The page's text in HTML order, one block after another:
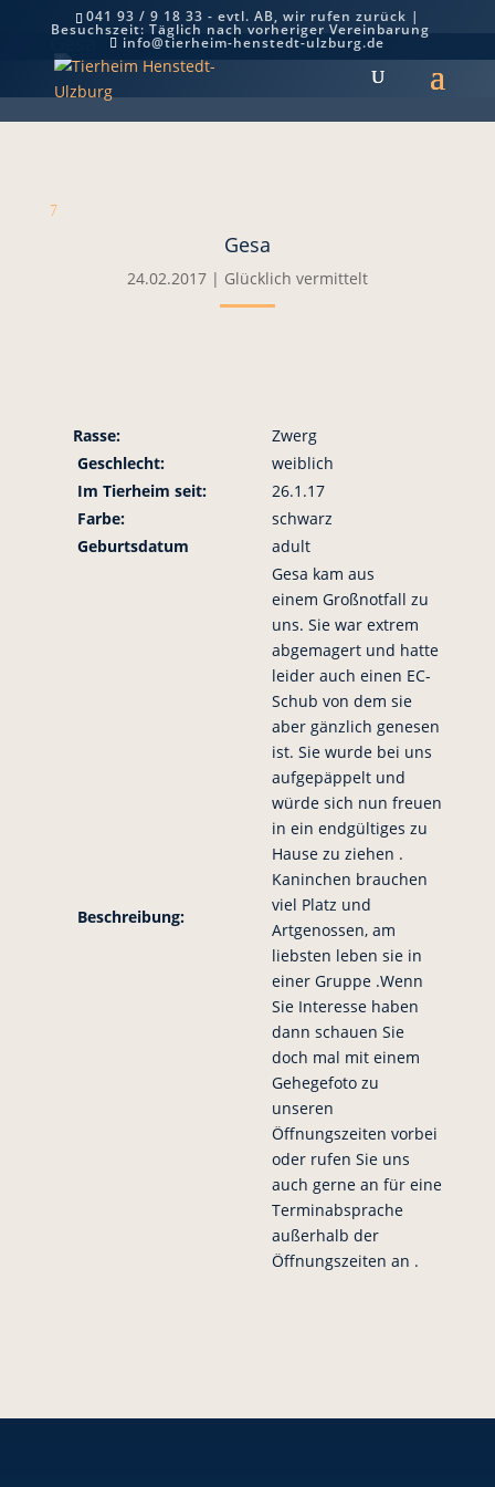
041 93 / 9 18 33 - evtl. AB, wir rufen zurück |
Besuchszeit: Täglich nach vorheriger Vereinbarung
info@tierheim-henstedt-ulzburg.de
Gesa
7
Gesa
24.02.2017| Glücklich vermittelt
Rasse:
Zwerg
Geschlecht:
weiblich
Im Tierheim seit:
26.1.17
Farbe:
schwarz
Geburtsdatum
adult
Beschreibung:
Gesa kam aus
einem Großnotfall zu
uns. Sie war extrem
abgemagert und hatte
leider auch einen EC-
Schub von dem sie
aber gänzlich genesen
ist. Sie wurde bei uns
aufgepäppelt und
würde sich nun freuen
in ein endgültiges zu
Hause zu ziehen .
Kaninchen brauchen
viel Platz und
Artgenossen, am
liebsten leben sie in
einer Gruppe .Wenn
Sie Interesse haben
dann schauen Sie
doch mal mit einem
Gehegefoto zu
unseren
Öffnungszeiten vorbei
oder rufen Sie uns
auch gerne an für eine
Terminabsprache
außerhalb der
Öffnungszeiten an .